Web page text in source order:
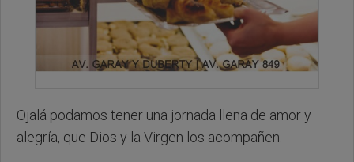
Ojalá podamos tener una jornada llena de amor y
alegría, que Dios y la Virgen los acompañen.